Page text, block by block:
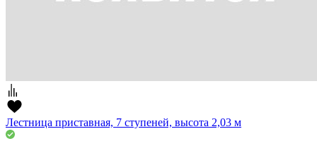
Лестница приставная, 7 ступеней, высота 2,03 м